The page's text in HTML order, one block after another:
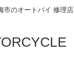
のオートバイ 修理店